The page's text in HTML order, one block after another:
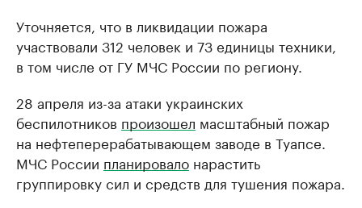
Уточняется, что в ликвидации пожара
участвовали 312 человек и 73 единицы техники,
в том числе от ГУ МЧС России по региону.
28 апреля из-за атаки украинских
беспилотников произошел масштабный пожар
на нефтеперерабатывающем заводе в Туапсе.
МЧС России планировало нарастить
группировку сил и средств для тушения пожара.